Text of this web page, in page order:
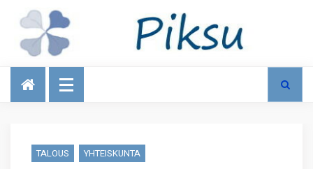
Talous
TALOUS YHTEISKUNTA